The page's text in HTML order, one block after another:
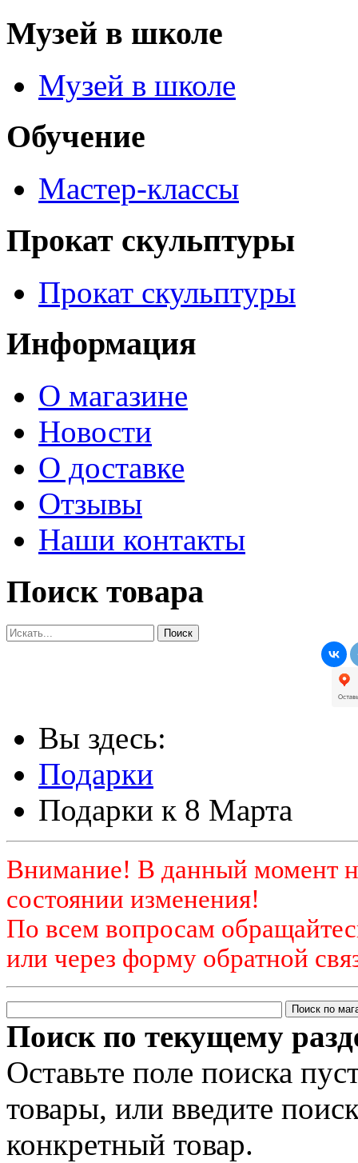
Музей в школе
Музей в школе
Обучение
Мастер-классы
Прокат скульптуры
Прокат скульптуры
Информация
О магазине
Новости
О доставке
Отзывы
Наши контакты
Поиск товара
Вы здесь:
Подарки
Подарки к 8 Марта
Внимание! В данный момент
состоянии изменения!
По всем вопросам
или через форму обратной
Поиск по текущему
Оставьте поле поиска
товары, или введите
конкретный товар.